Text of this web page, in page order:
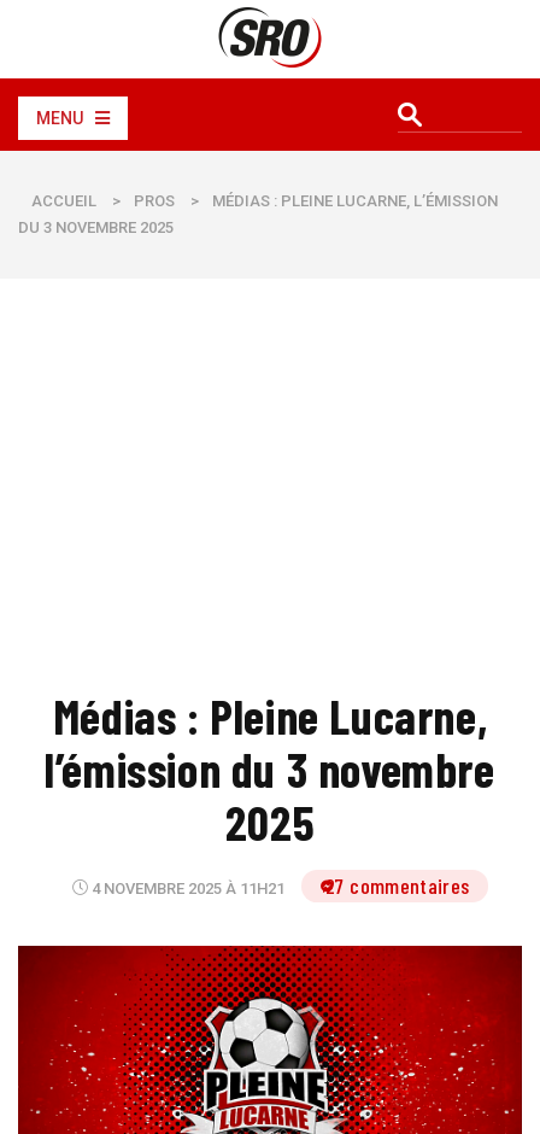
MENU
ACCUEIL > PROS >
MÉDIAS : PLEINE LUCARNE, L’ÉMISSION
DU 3 NOVEMBRE 2025
Médias : Pleine Lucarne,
l’émission du 3 novembre
2025
4 NOVEMBRE 2025 À 11H21 27 commentaires